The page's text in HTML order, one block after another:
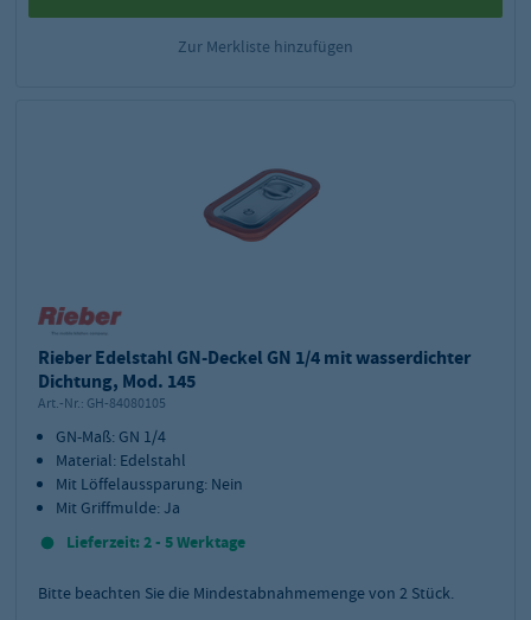
Zur Merkliste hinzufügen
Rieber Edelstahl GN-Deckel GN 1/4 mit wasserdichter
Dichtung, Mod. 145
Art.-Nr.: GH-84080105
GN-Maß: GN 1/4
Material: Edelstahl
Mit Löffelaussparung: Nein
Mit Griffmulde: Ja
Lieferzeit: 2 - 5 Werktage
Bitte beachten Sie die Mindestabnahmemenge von 2 Stück.